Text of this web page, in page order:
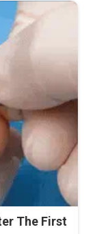
The First